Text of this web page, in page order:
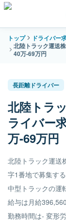
トップ ドライバー
北陸トラック運送
40万-69万円
長距離ドライバー
北陸トラ
ライバー
万-69万円
北陸トラック運送
字1番地で募集す
中型トラックの運
給与は月給
勤務時間は- 変形